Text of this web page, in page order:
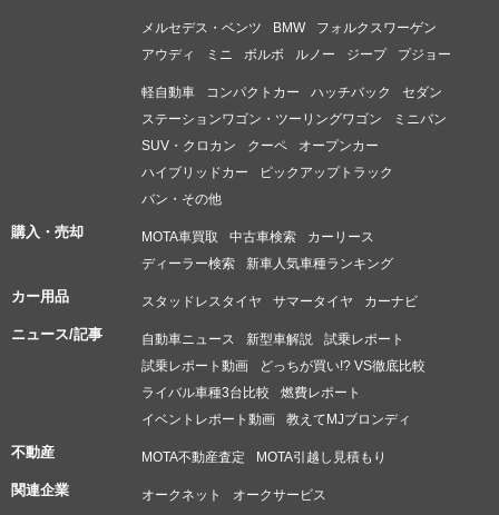
メルセデス・ベンツ BMW
フォルクスワーゲン
アウディ
ミニ ボルボ ルノー ジープ プジョー
軽自動車 コンパクトカー ハッチバック
セダン
ステーションワゴン・ツーリングワゴン
ミニバン
SUV・クロカン
クーペ
オープンカー
ハイブリッドカー
ピックアップトラック
バン・その他
購入・売却 MOTA車買取 中古車検索
カーリース
ディーラー検索
新車人気車種ランキング
カー用品 スタッドレスタイヤ サマータイヤ カーナビ
ニュース/記事 自動車ニュース 新型車解説
試乗レポート
試乗レポート動画
どっちが買い!? VS徹底比較
ライバル車種3台比較
燃費レポート
イベントレポート動画
教えてMJブロンディ
不動産 MOTA不動産査定 MOTA引越し見積もり
関連企業 オークネット
オークサービス